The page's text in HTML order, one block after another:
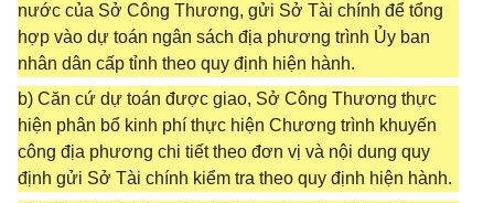
nước của Sở Công Thương, gửi Sở Tài chính để tổng
hợp vào dự toán ngân sách địa phương trình Ủy ban
nhân dân cấp tỉnh theo quy định hiện hành.
b) Căn cứ dự toán được giao, Sở Công Thương thực
hiện phân bổ kinh phí thực hiện Chương trình khuyến
công địa phương chi tiết theo đơn vị và nội dung quy
định gửi Sở Tài chính kiểm tra theo quy định hiện hành.